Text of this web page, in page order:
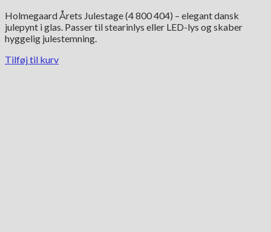
pris
var:
695.00 kr..
pris
er:
495.00 kr..
Holmegaard Årets Julestage (4 800 404) – elegant dansk
julepynt i glas. Passer til stearinlys eller LED-lys og skaber
hyggelig julestemning.
Tilføj til kurv